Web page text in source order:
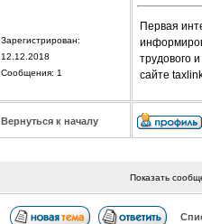
Зарегистрирован:
12.12.2018
Сообщения: 1
Первая
трудового
сайте
Вернуться к началу
Показать